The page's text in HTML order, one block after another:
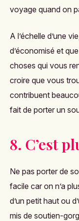
voyage quand on
A l’échelle d’une
d’économisé et
choses qui vous
croire que vous
contribuent
fait de porter un
8. C’est
Ne pas porter de
facile car on n’a
d’un petit haut ou
mis de soutien-